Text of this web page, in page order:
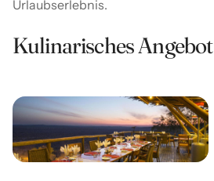
Urlaubserlebnis.
Kulinarisches Angebot